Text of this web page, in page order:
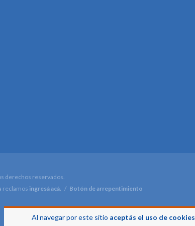
Al navegar por este sitio aceptás el uso de cookies
derechos reservados.
reclamos ingresá acá. / Botón de arrepentimiento